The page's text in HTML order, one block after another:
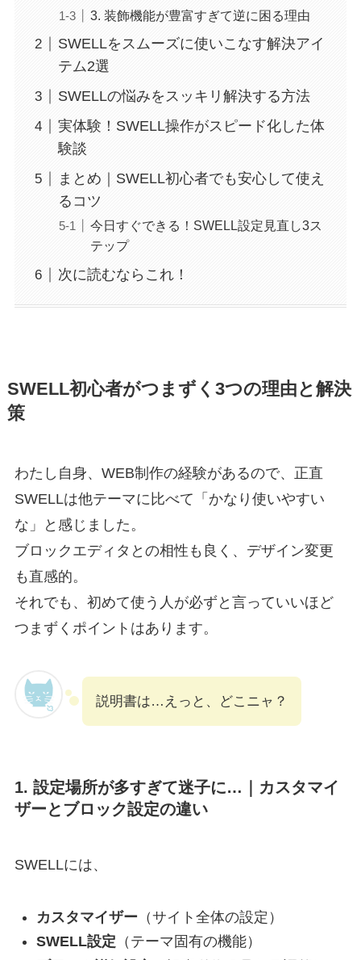
3. 装飾機能が豊富すぎて逆に困る理由
SWELLをスムーズに使いこなす解決アイ
テム2選
SWELLの悩みをスッキリ解決する方法
実体験！SWELL操作がスピード化した体
験談
まとめ｜SWELL初心者でも安心して使え
るコツ
今日すぐできる！SWELL設定見直し3ス
テップ
次に読むならこれ！
SWELL初心者がつまずく3つの理由と解決
策
わたし自身、WEB制作の経験があるので、正直
SWELLは他テーマに比べて「かなり使いやすい
な」と感じました。
ブロックエディタとの相性も良く、デザイン変更
も直感的。
それでも、初めて使う人が必ずと言っていいほど
つまずくポイントはあります。
説明書は…えっと、どこニャ？
1. 設定場所が多すぎて迷子に…｜カスタマイ
ザーとブロック設定の違い
SWELLには、
カスタマイザー （サイト全体の設定）
SWELL設定 （テーマ固有の機能）